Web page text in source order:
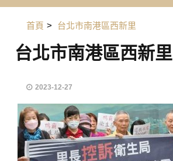
首頁 > 台北市南港區西新里
台北市南港區西新里
2023-12-27